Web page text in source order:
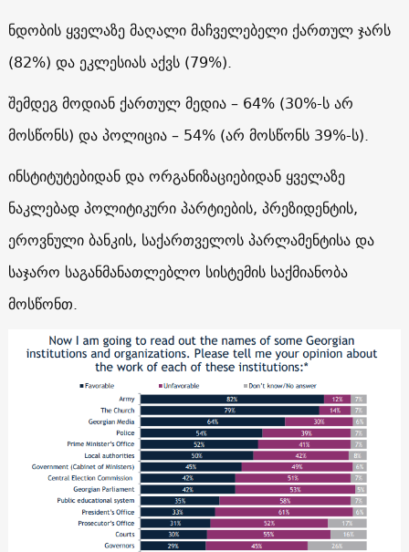
ნდობის ყველაზე მაღალი მაჩველებელი ქართულ ჯარს
(82%) და ეკლესიას აქვს (79%).
შემდეგ მოდიან ქართულ მედია – 64% (30%-ს არ
მოსწონს) და პოლიცია – 54% (არ მოსწონს 39%-ს).
ინსტიტუტებიდან და ორგანიზაციებიდან ყველაზე
ნაკლებად პოლიტიკური პარტიების, პრეზიდენტის,
ეროვნული ბანკის, საქართველოს პარლამენტისა და
საჯარო საგანმანათლებლო სისტემის საქმიანობა
მოსწონთ.